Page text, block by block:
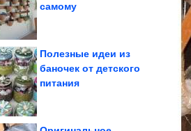
самому
Полезные идеи из
баночек от детского
питания